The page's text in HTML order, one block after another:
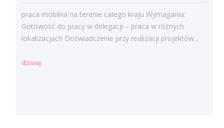
praca mobilna na terenie całego kraju Wymagania:
Gotowość do pracy w delegacji – praca w różnych
lokalizacjach Doświadczenie przy realizacji projektów...
dzisiaj